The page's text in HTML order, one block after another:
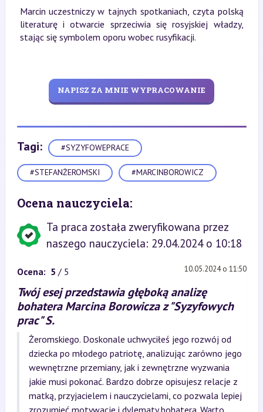
Marcin uczestniczy w tajnych spotkaniach, czyta polską
literaturę i otwarcie sprzeciwia się rosyjskiej władzy,
stając się symbolem oporu wobec rusyfikacji.
NAPISZ ZA MNIE WYPRACOWANIE
Tagi: #SYZYFOWEPRACE
#STEFANŻEROMSKI #MARCINBOROWICZ
Ocena nauczyciela:
Ta praca została zweryfikowana przez
naszego nauczyciela: 29.04.2024 o 10:18
Ocena: 5 / 5 10.05.2024 o 11:50
Twój esej przedstawia głęboką analizę
bohatera Marcina Borowicza z "Syzyfowych
prac" S.
Żeromskiego. Doskonale uchwyciłeś jego rozwój od
dziecka po młodego patriotę, analizując zarówno jego
wewnętrzne przemiany, jak i zewnętrzne wyzwania
jakie musi pokonać. Bardzo dobrze opisujesz relacje z
matką, przyjacielem i nauczycielami, co pozwala lepiej
zrozumieć motywacje i dylematy bohatera. Warto